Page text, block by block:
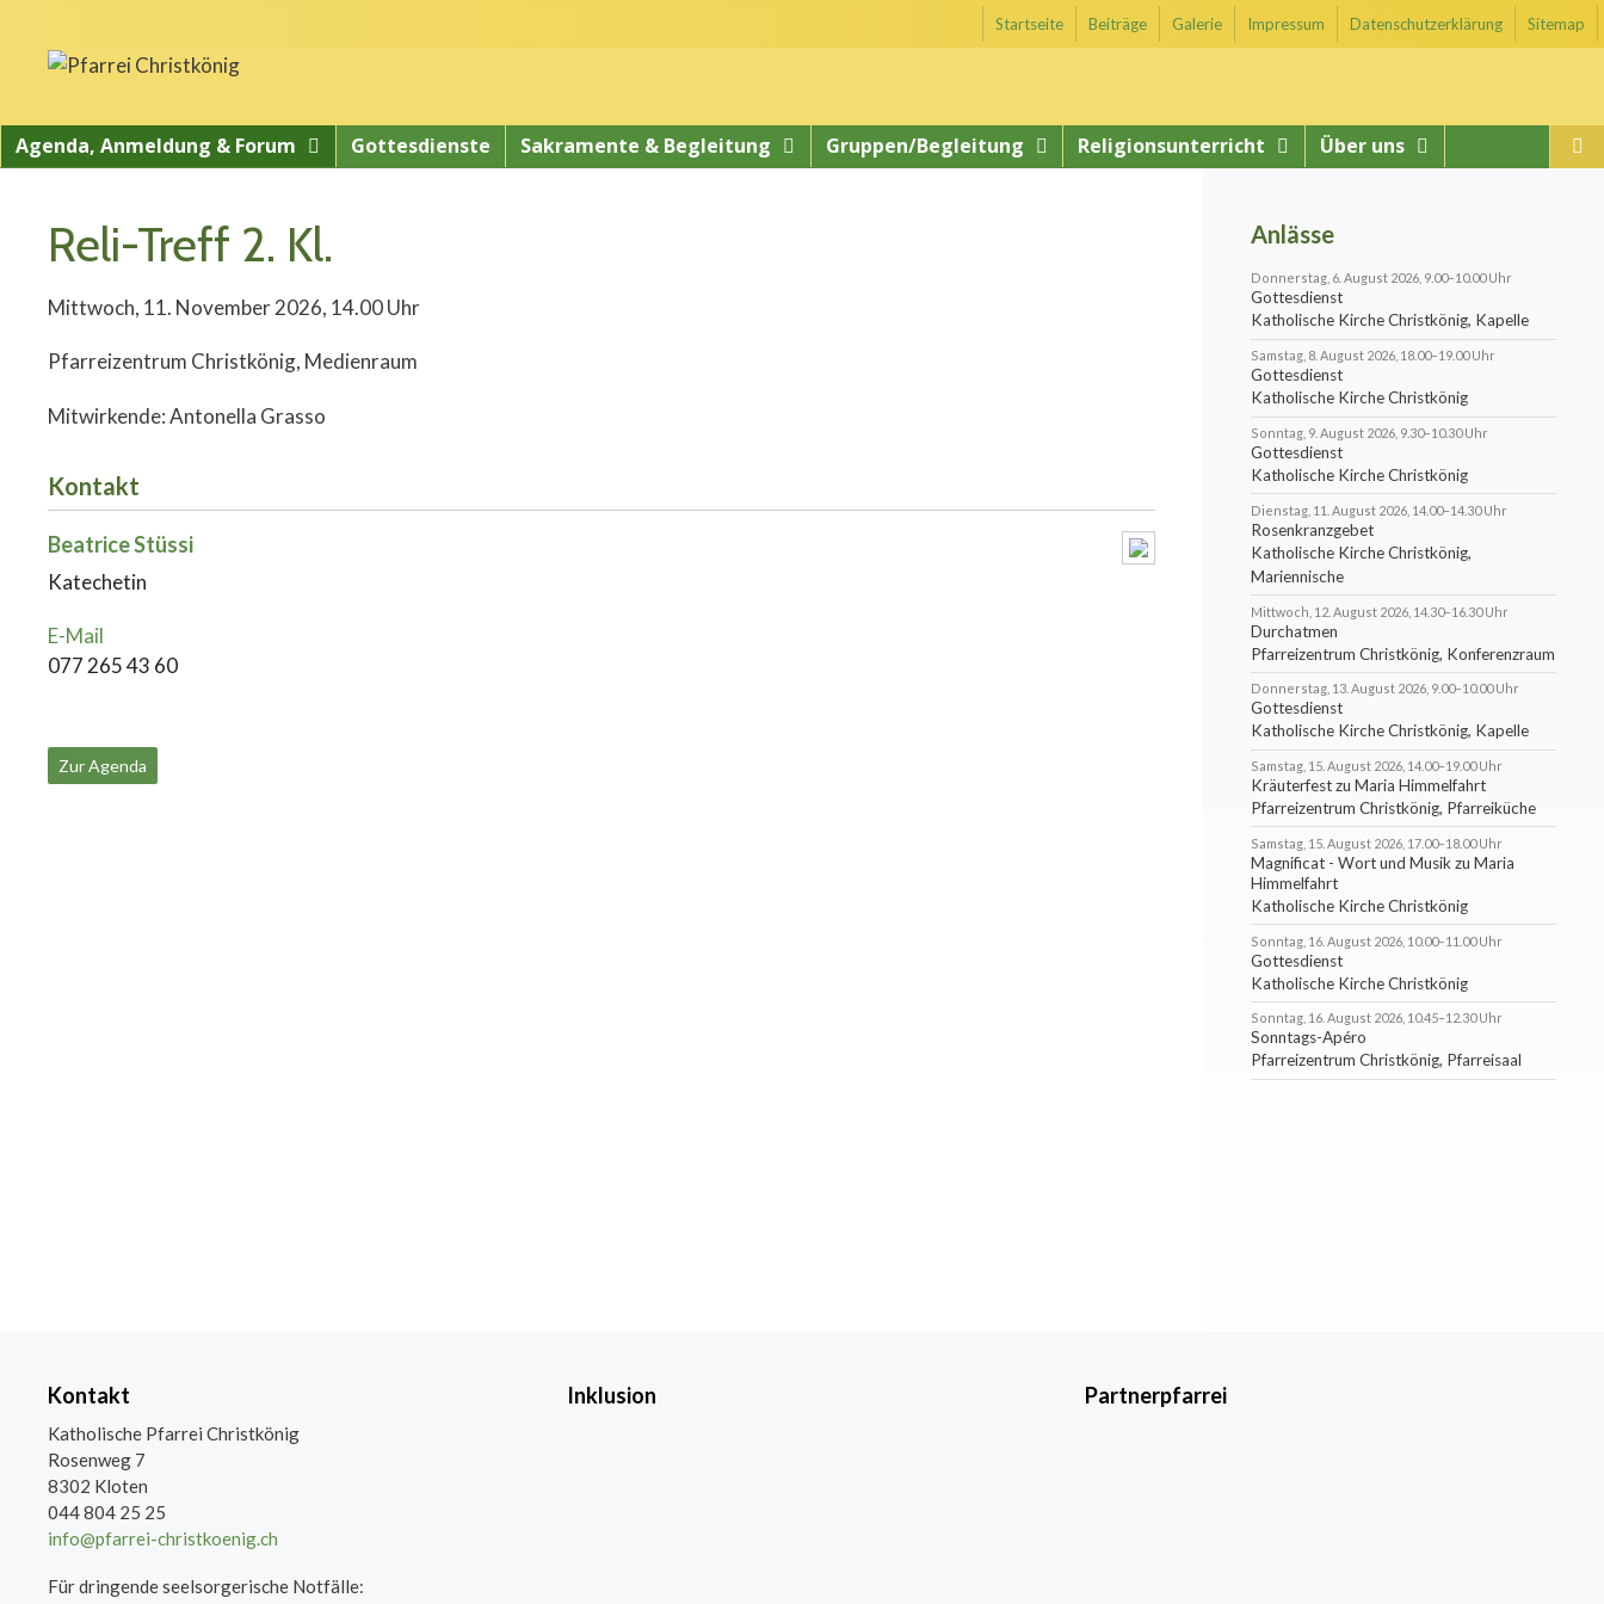
Inhalt
Startseite Beiträge Galerie Impressum Datenschutzerklärung Sitemap
Agenda, Anmeldung & Forum Gottesdienste Sakramente & Begleitung Gruppen/Begleitung Religionsunterricht Über uns
Reli-Treff 2. Kl.
Mittwoch, 11. November 2026, 14.00 Uhr
Pfarreizentrum Christkönig, Medienraum
Mitwirkende: Antonella Grasso
Kontakt
Beatrice Stüssi
Katechetin
E-Mail
077 265 43 60
Zur Agenda
Anlässe
Donnerstag, 6. August 2026, 9.00–10.00 Uhr
Gottesdienst
Katholische Kirche Christkönig, Kapelle
Samstag, 8. August 2026, 18.00–19.00 Uhr
Gottesdienst
Katholische Kirche Christkönig
Sonntag, 9. August 2026, 9.30–10.30 Uhr
Gottesdienst
Katholische Kirche Christkönig
Dienstag, 11. August 2026, 14.00–14.30 Uhr
Rosenkranzgebet
Katholische Kirche Christkönig,
Mariennische
Mittwoch, 12. August 2026, 14.30–16.30 Uhr
Durchatmen
Pfarreizentrum Christkönig, Konferenzraum
Donnerstag, 13. August 2026, 9.00–10.00 Uhr
Gottesdienst
Katholische Kirche Christkönig, Kapelle
Samstag, 15. August 2026, 14.00–19.00 Uhr
Kräuterfest zu Maria Himmelfahrt
Pfarreizentrum Christkönig, Pfarreiküche
Samstag, 15. August 2026, 17.00–18.00 Uhr
Magnificat - Wort und Musik zu Maria
Himmelfahrt
Katholische Kirche Christkönig
Sonntag, 16. August 2026, 10.00–11.00 Uhr
Gottesdienst
Katholische Kirche Christkönig
Sonntag, 16. August 2026, 10.45–12.30 Uhr
Sonntags-Apéro
Pfarreizentrum Christkönig, Pfarreisaal
Kontakt
Katholische Pfarrei Christkönig
Rosenweg 7
8302 Kloten
044 804 25 25
info@pfarrei-christkoenig.ch
Für dringende seelsorgerische Notfälle:
Inklusion Partnerpfarrei